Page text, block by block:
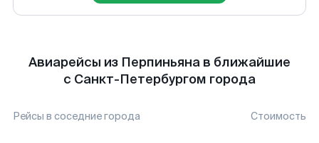
Авиарейсы из Перпиньяна в ближайшие
с Санкт-Петербургом города
Рейсы в соседние города Стоимость